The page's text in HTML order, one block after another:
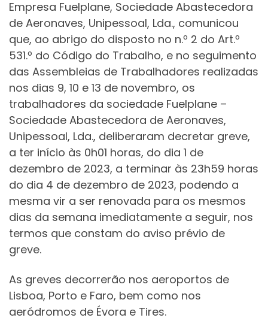
Empresa Fuelplane, Sociedade Abastecedora
de Aeronaves, Unipessoal, Lda., comunicou
que, ao abrigo do disposto no n.º 2 do Art.º
531.º do Código do Trabalho, e no seguimento
das Assembleias de Trabalhadores realizadas
nos dias 9, 10 e 13 de novembro, os
trabalhadores da sociedade Fuelplane –
Sociedade Abastecedora de Aeronaves,
Unipessoal, Lda., deliberaram decretar greve,
a ter início às 0h01 horas, do dia 1 de
dezembro de 2023, a terminar às 23h59 horas
do dia 4 de dezembro de 2023, podendo a
mesma vir a ser renovada para os mesmos
dias da semana imediatamente a seguir, nos
termos que constam do aviso prévio de
greve.
As greves decorrerão nos aeroportos de
Lisboa, Porto e Faro, bem como nos
aeródromos de Évora e Tires.